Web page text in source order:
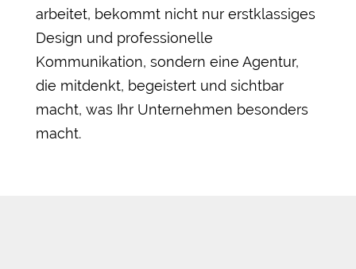
arbeitet, bekommt nicht nur erstklassiges
Design und professionelle
Kommunikation, sondern eine Agentur,
die mitdenkt, begeistert und sichtbar
macht, was Ihr Unternehmen besonders
macht.